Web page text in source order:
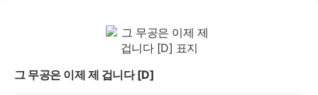
그 무공은 이제 제 겁니다 [D]